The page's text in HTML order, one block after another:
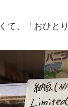
て、「おひと